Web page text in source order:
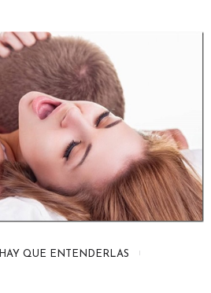
HAY QUE ENTENDERLAS